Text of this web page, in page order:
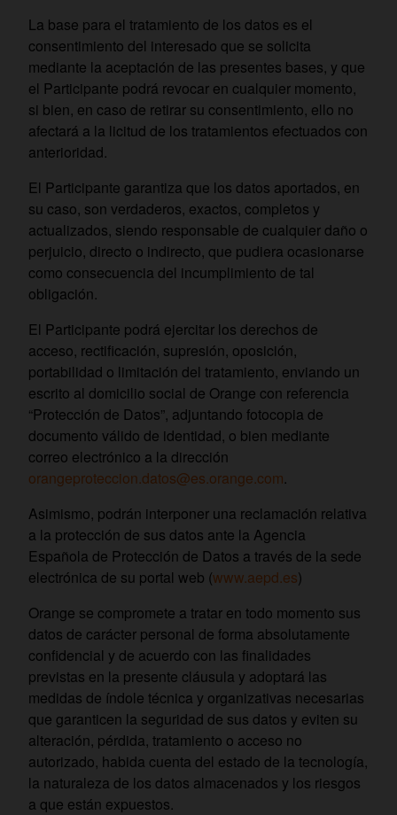
La base para el tratamiento de los datos es el
consentimiento del interesado que se solicita
mediante la aceptación de las presentes bases, y que
el Participante podrá revocar en cualquier momento,
si bien, en caso de retirar su consentimiento, ello no
afectará a la licitud de los tratamientos efectuados con
anterioridad.
El Participante garantiza que los datos aportados, en
su caso, son verdaderos, exactos, completos y
actualizados, siendo responsable de cualquier daño o
perjuicio, directo o indirecto, que pudiera ocasionarse
como consecuencia del incumplimiento de tal
obligación.
El Participante podrá ejercitar los derechos de
acceso, rectificación, supresión, oposición,
portabilidad o limitación del tratamiento, enviando un
escrito al domicilio social de Orange con referencia
“Protección de Datos”, adjuntando fotocopia de
documento válido de identidad, o bien mediante
correo electrónico a la dirección
orangeproteccion.datos@es.orange.com.
Asimismo, podrán interponer una reclamación relativa
a la protección de sus datos ante la Agencia
Española de Protección de Datos a través de la sede
electrónica de su portal web (www.aepd.es)
Orange se compromete a tratar en todo momento sus
datos de carácter personal de forma absolutamente
confidencial y de acuerdo con las finalidades
previstas en la presente cláusula y adoptará las
medidas de índole técnica y organizativas necesarias
que garanticen la seguridad de sus datos y eviten su
alteración, pérdida, tratamiento o acceso no
autorizado, habida cuenta del estado de la tecnología,
la naturaleza de los datos almacenados y los riesgos
a que están expuestos.